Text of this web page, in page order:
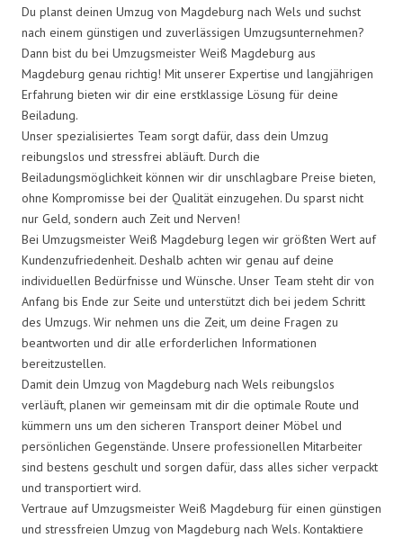
Du planst deinen Umzug von Magdeburg nach Wels und suchst
nach einem günstigen und zuverlässigen Umzugsunternehmen?
Dann bist du bei Umzugsmeister Weiß Magdeburg aus
Magdeburg genau richtig! Mit unserer Expertise und langjährigen
Erfahrung bieten wir dir eine erstklassige Lösung für deine
Beiladung.
Unser spezialisiertes Team sorgt dafür, dass dein Umzug
reibungslos und stressfrei abläuft. Durch die
Beiladungsmöglichkeit können wir dir unschlagbare Preise bieten,
ohne Kompromisse bei der Qualität einzugehen. Du sparst nicht
nur Geld, sondern auch Zeit und Nerven!
Bei Umzugsmeister Weiß Magdeburg legen wir größten Wert auf
Kundenzufriedenheit. Deshalb achten wir genau auf deine
individuellen Bedürfnisse und Wünsche. Unser Team steht dir von
Anfang bis Ende zur Seite und unterstützt dich bei jedem Schritt
des Umzugs. Wir nehmen uns die Zeit, um deine Fragen zu
beantworten und dir alle erforderlichen Informationen
bereitzustellen.
Damit dein Umzug von Magdeburg nach Wels reibungslos
verläuft, planen wir gemeinsam mit dir die optimale Route und
kümmern uns um den sicheren Transport deiner Möbel und
persönlichen Gegenstände. Unsere professionellen Mitarbeiter
sind bestens geschult und sorgen dafür, dass alles sicher verpackt
und transportiert wird.
Vertraue auf Umzugsmeister Weiß Magdeburg für einen günstigen
und stressfreien Umzug von Magdeburg nach Wels. Kontaktiere